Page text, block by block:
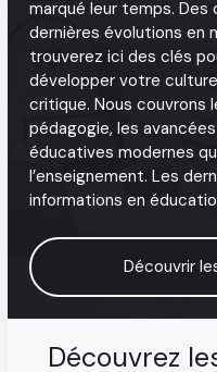
marqué leur temps.
dernières évolutions en
trouverez ici des clés
développer votre
critique. Nous couvrons
pédagogie, les
éducatives modernes
l’enseignement. Les
informations en
Découvrir
Découvrez